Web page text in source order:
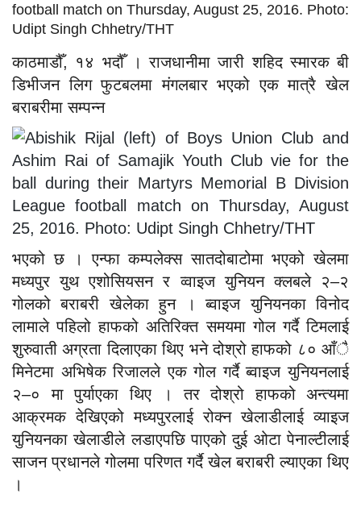
football match on Thursday, August 25, 2016. Photo:
Udipt Singh Chhetry/THT
काठमाडौँ, १४ भदौँ । राजधानीमा जारी शहिद स्मारक बी
डिभीजन लिग फुटबलमा मंगलबार भएको एक मात्रै खेल
बराबरीमा सम्पन्न
भएको छ । एन्फा कम्पलेक्स सातदोबाटोमा भएको खेलमा
मध्यपुर युथ एशोसियसन र व्वाइज युनियन क्लबले २–२
गोलको बराबरी खेलेका हुन । ब्वाइज युनियनका विनोद
लामाले पहिलो हाफको अतिरिक्त समयमा गोल गर्दै टिमलाई
शुरुवाती अग्रता दिलाएका थिए भने दोश्रो हाफको ८० आँै
मिनेटमा अभिषेक रिजालले एक गोल गर्दै ब्वाइज युनियनलाई
२–० मा पुर्याएका थिए । तर दोश्रो हाफको अन्त्यमा
आक्रमक देखिएको मध्यपुरलाई रोक्न खेलाडीलाई व्याइज
युनियनका खेलाडीले लडाएपछि पाएको दुई ओटा पेनाल्टीलाई
साजन प्रधानले गोलमा परिणत गर्दै खेल बराबरी ल्याएका थिए
।